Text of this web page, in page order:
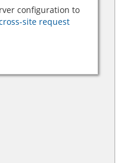
configuration to
site request